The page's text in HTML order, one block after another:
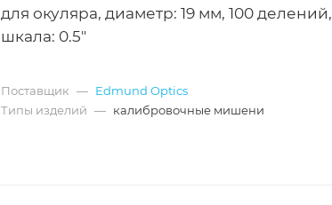
для окуляра, диаметр: 19 мм, 100 делений,
шкала: 0.5"
Поставщик — Edmund Optics
Типы изделий — калибровочные мишени